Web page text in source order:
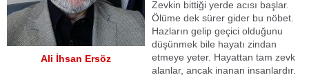
Ali İhsan Ersöz
Zevkin bittiği yerde acısı başlar.
Ölüme dek sürer gider bu nöbet.
Hazların gelip geçici olduğunu
düşünmek bile hayatı zindan
etmeye yeter. Hayattan tam zevk
alanlar, ancak inanan insanlardır.